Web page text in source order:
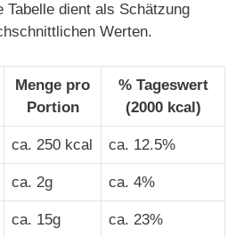
Tabelle dient als Schätzung
Werten.
Menge pro
Portion
% Tageswert
(2000 kcal)
ca. 250 kcal ca. 12.5%
ca. 2g ca. 4%
ca. 15g ca. 23%